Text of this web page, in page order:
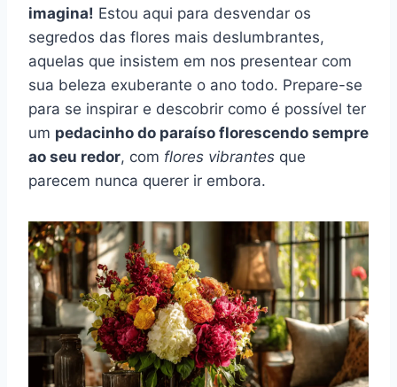
imagina! Estou aqui para desvendar os
segredos das flores mais deslumbrantes,
aquelas que insistem em nos presentear com
sua beleza exuberante o ano todo. Prepare-se
para se inspirar e descobrir como é possível ter
um pedacinho do paraíso florescendo sempre
ao seu redor, com flores vibrantes que
parecem nunca querer ir embora.